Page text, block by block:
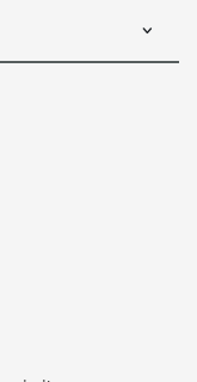
elettronica)